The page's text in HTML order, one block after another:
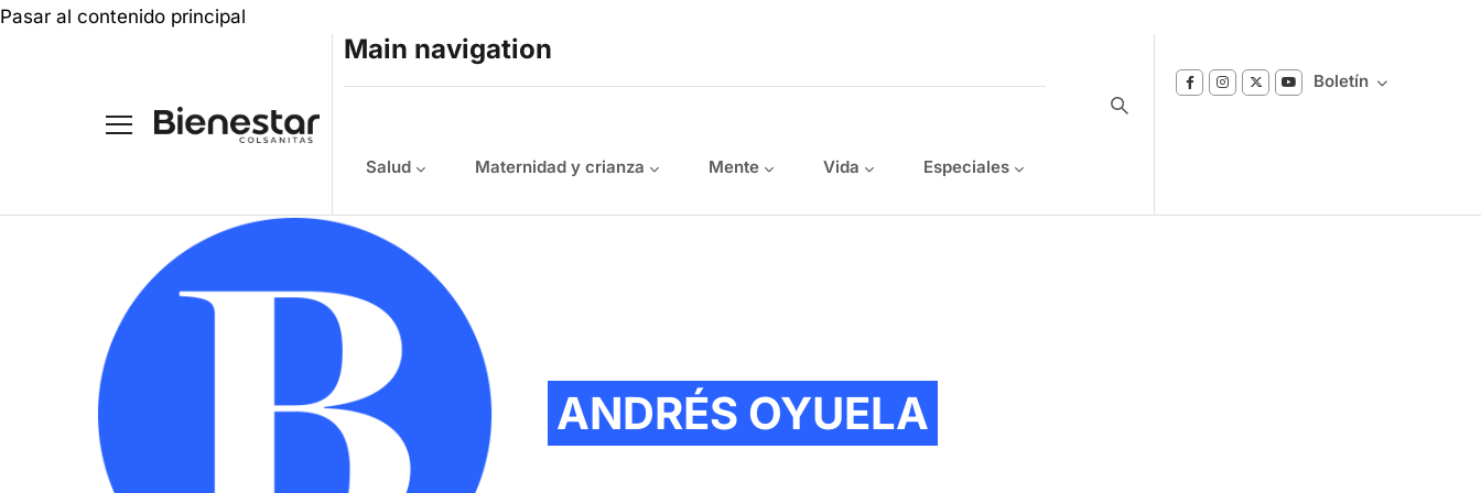
Pasar al contenido principal
Main navigation
Salud Maternidad y crianza Mente Vida Especiales
Boletín
ANDRÉS OYUELA